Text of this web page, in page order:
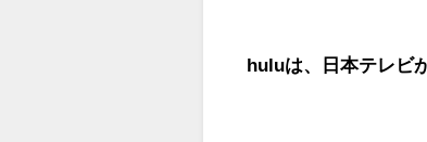
huluは、日本テレビ